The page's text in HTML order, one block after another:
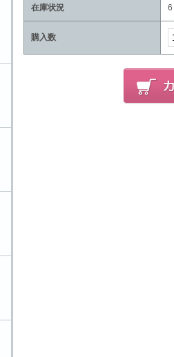
在庫状況 6
購入数